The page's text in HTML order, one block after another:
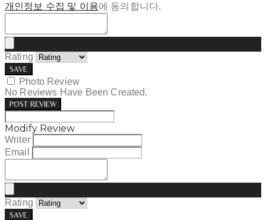
개인정보 수집 및 이용에 동의합니다.
Rating
SAVE
Photo Review
No Reviews Have Been Created.
POST REVIEW
Modify Review
Writer
Email
Rating
SAVE